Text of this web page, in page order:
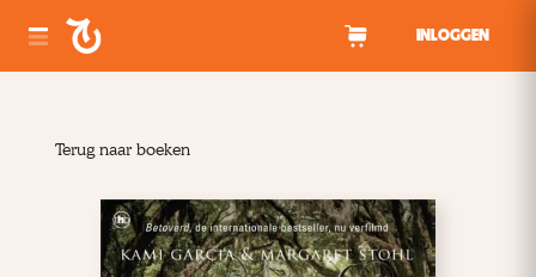
INLOGGEN
Terug naar boeken